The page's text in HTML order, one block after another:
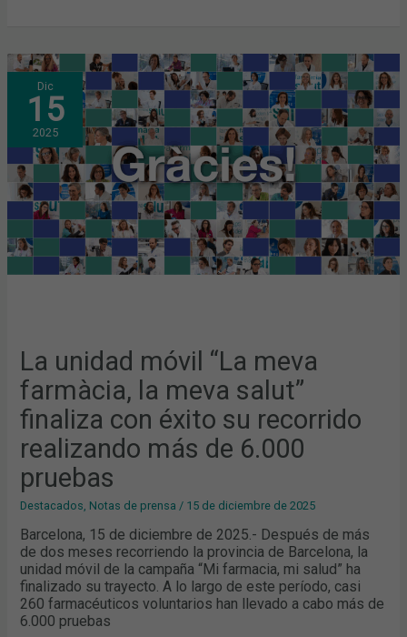
Dic
15
2025
La unidad móvil “La meva
farmàcia, la meva salut”
finaliza con éxito su recorrido
realizando más de 6.000
pruebas
Destacados, Notas de prensa / 15 de diciembre de 2025
Barcelona, 15 de diciembre de 2025.- Después de más
de dos meses recorriendo la provincia de Barcelona, la
unidad móvil de la campaña “Mi farmacia, mi salud” ha
finalizado su trayecto. A lo largo de este período, casi
260 farmacéuticos voluntarios han llevado a cabo más de
6.000 pruebas
LA
UNIDAD
MÓVIL
“LA
MEVA
FARMÀCIA,
LA
MEVA
SALUT”
FINALIZA
CON
ÉXITO
SU
RECORRIDO
REALIZANDO
MÁS
6.000